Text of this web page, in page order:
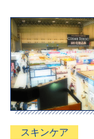
スキンケア